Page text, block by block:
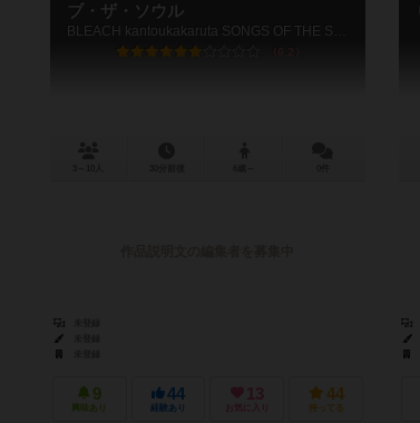
ブ・ザ・ソウル
6.2
9
興味あり
44
経験あり
13
お気に入り
44
持ってる